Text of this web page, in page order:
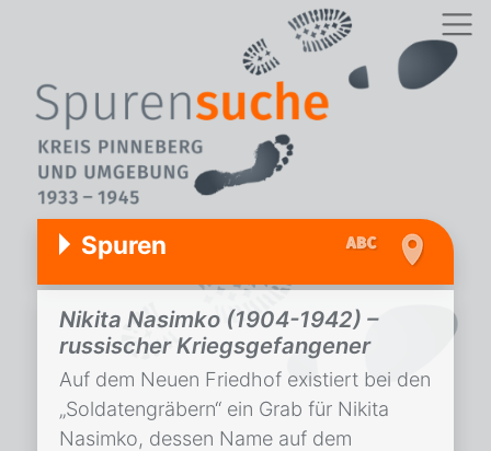
Spuren
Nikita Nasimko (1904-1942) –
russischer Kriegsgefangener
Auf dem Neuen Friedhof existiert bei den
„Soldatengräbern“ ein Grab für Nikita
Nasimko, dessen Name auf dem